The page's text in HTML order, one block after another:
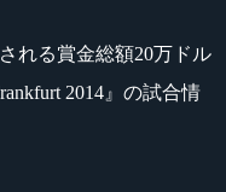
れる賞金総額20万ドル
2014』の試合情